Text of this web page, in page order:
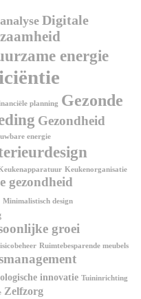
Digitale
energie
planning Gezonde
Gezondheid
energie
Keukenorganisatie
gezondheid
Minimalistisch design
groei
Ruimtebesparende meubels
innovatie Tuininrichting
Zelfzorg